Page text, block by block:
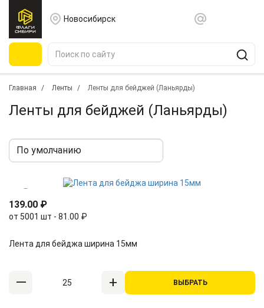
Новосибирск
Главная Ленты Ленты для бейджей (Ланьярды)
Ленты для бейджей (Ланьярды)
139.00 ₽
от 5001 шт - 81.00 ₽
Лента для бейджа ширина 15мм
ВЫБРАТЬ